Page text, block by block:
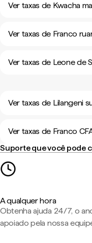
Ver taxas de Kwacha
Ver taxas de Franco
Ver taxas de Leone de
Ver taxas de Lilangeni
Ver taxas de Franco
Suporte que você pode
A qualquer hora
Obtenha ajuda 24/7, o
apoiado pela nossa